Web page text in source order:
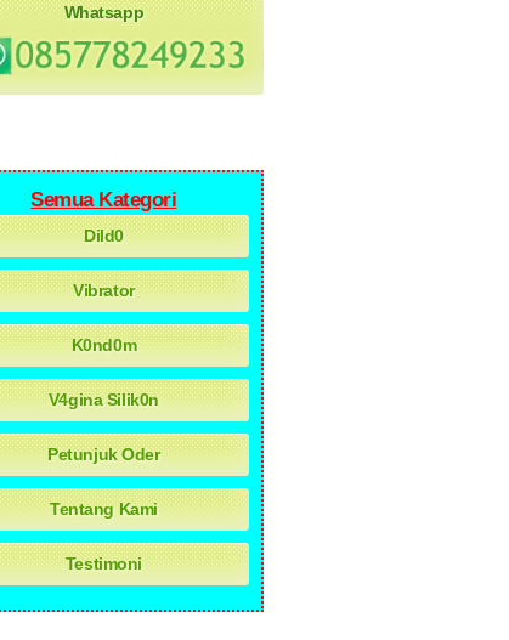
Whatsapp
Semua Kategori
Dild0
Vibrator
K0nd0m
V4gina Silik0n
Petunjuk Oder
Tentang Kami
Testimoni